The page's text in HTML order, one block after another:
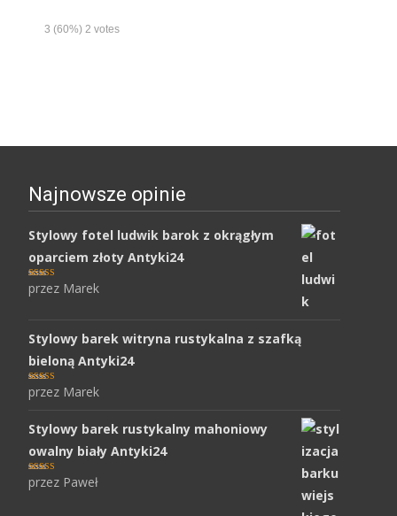
3 (60%) 2 votes
Najnowsze opinie
Stylowy fotel ludwik barok z okrągłym
oparciem złoty Antyki24
Oceniony 5
na 5.
przez Marek
Stylowy barek witryna rustykalna z szafką
bieloną Antyki24
Oceniony 5
na 5.
przez Marek
Stylowy barek rustykalny mahoniowy
owalny biały Antyki24
Oceniony 5
na 5.
przez Paweł